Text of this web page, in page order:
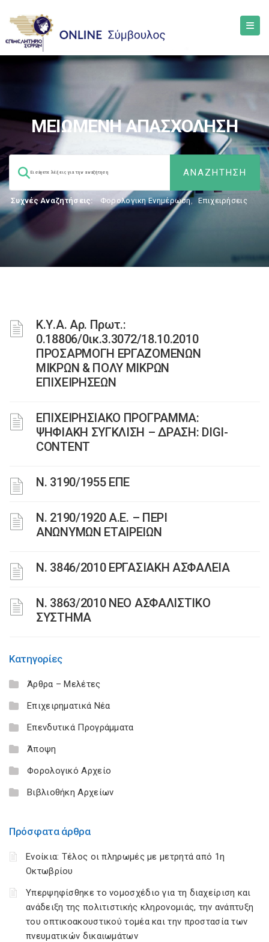
ΜΕΙΩΜΕΝΗ ΑΠΑΣΧΟΛΗΣΗ
Συχνές Αναζητήσεις: Φορολογικη Ενημέρωση, Επιχειρήσεις
Κ.Υ.Α. Αρ. Πρωτ.:
0.18806/0ικ.3.3072/18.10.2010
ΠΡΟΣΑΡΜΟΓΗ ΕΡΓΑΖΟΜΕΝΩΝ
ΜΙΚΡΩΝ & ΠΟΛΥ ΜΙΚΡΩΝ
ΕΠΙΧΕΙΡΗΣΕΩΝ
ΕΠΙΧΕΙΡΗΣΙΑΚΟ ΠΡΟΓΡΑΜΜΑ:
ΨΗΦΙΑΚΗ ΣΥΓΚΛΙΣΗ – ΔΡΑΣΗ: DIGI-
CONTENT
Ν. 3190/1955 ΕΠΕ
Ν. 2190/1920 Α.Ε. – ΠΕΡΙ
ΑΝΩΝΥΜΩΝ ΕΤΑΙΡΕΙΩΝ
Ν. 3846/2010 ΕΡΓΑΣΙΑΚΗ ΑΣΦΑΛΕΙΑ
N. 3863/2010 ΝΕΟ ΑΣΦΑΛΙΣΤΙΚΟ
ΣΥΣΤΗΜΑ
Κατηγορίες
Άρθρα – Μελέτες
Επιχειρηματικά Νέα
Επενδυτικά Προγράμματα
Άποψη
Φορολογικό Αρχείο
Βιβλιοθήκη Αρχείων
Πρόσφατα άρθρα
Ενοίκια: Τέλος οι πληρωμές με μετρητά από 1η
Οκτωβρίου
Υπερψηφίσθηκε το νομοσχέδιο για τη διαχείριση και
ανάδειξη της πολιτιστικής κληρονομιάς, την ανάπτυξη
του οπτικοακουστικού τομέα και την προστασία των
πνευματικών δικαιωμάτων